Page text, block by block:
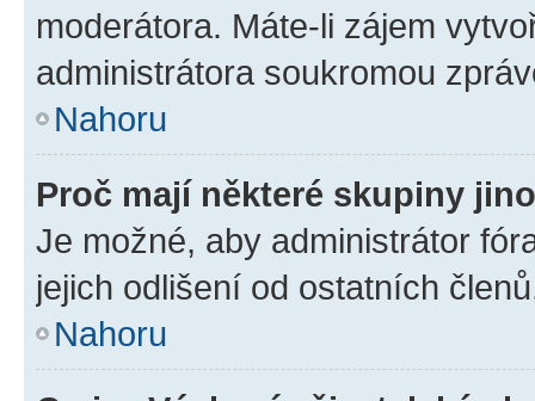
moderátora. Máte-li zájem
administrátora soukromou
Nahoru
Proč mají některé skupiny
Je možné, aby administrátor
jejich odlišení od ostatních
Nahoru